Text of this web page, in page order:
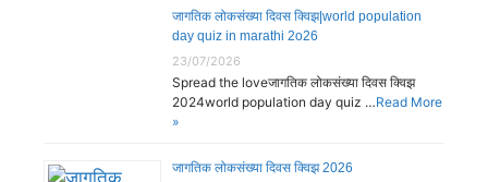
जागतिक लोकसंख्या दिवस क्विझ|world population
day quiz in marathi 2o26
23/07/2026
Spread the loveजागतिक लोकसंख्या दिवस क्विझ
2024world population day quiz …Read More
»
जागतिक लोकसंख्या दिवस क्विझ 2026